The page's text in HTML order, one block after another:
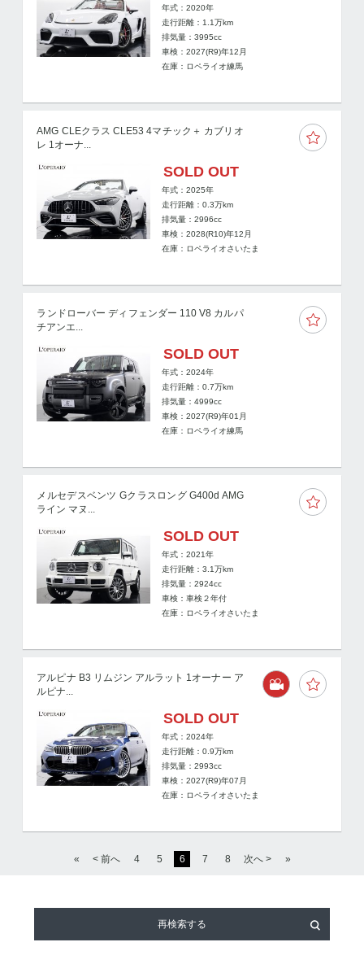
年式：2020年
走行距離： 1.1万km
排気量：3995cc
車検：2027(R9)年12月
在庫：ロペライオ練馬
AMG CLEクラス CLE53 4マチック＋ カブリオ
レ 1オーナ...
SOLD OUT
年式：2025年
走行距離：0.3万km
排気量：2996cc
車検：2028(R10)年12月
在庫：ロペライオさいたま
ランドローバー ディフェンダー 110 V8 カルパ
チアンエ...
SOLD OUT
年式：2024年
走行距離：0.7万km
排気量：4999cc
車検：2027(R9)年01月
在庫：ロペライオ練馬
メルセデスベンツ Gクラスロング G400d AMG
ライン マヌ...
SOLD OUT
年式：2021年
走行距離：3.1万km
排気量：2924cc
車検：車検２年付
在庫：ロペライオさいたま
アルピナ B3 リムジン アルラット 1オーナー ア
ルピナ...
SOLD OUT
年式：2024年
走行距離：0.9万km
排気量：2993cc
車検：2027(R9)年07月
在庫：ロペライオさいたま
« < 前へ 4 5 6 7 8 次へ > »
再検索する